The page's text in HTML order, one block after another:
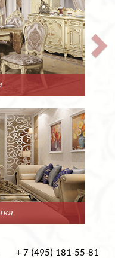
+ 7 (495) 181-55-81